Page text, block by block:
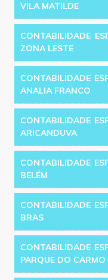
VILA MATILDE
CONTABILIDADE
ZONA LESTE
CONTABILIDADE
ANALIA FRANCO
CONTABILIDADE
ARICANDUVA
CONTABILIDADE
BELÉM
CONTABILIDADE
BRAS
CONTABILIDADE
PARQUE DO CARMO